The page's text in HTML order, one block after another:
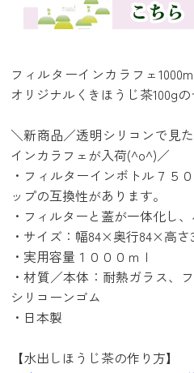
フィルターインカラフェ
オリジナルくきほうじ茶100gの
＼新商品／透明シリコンで見
インカラフェが入荷(^o^)／
・フィルターインボトル７５
ップの互換性があります。
・フィルターと蓋が一体化し
・サイズ：幅84×奥行84×高さ
・実用容量１０００ｍｌ
・材質／本体：耐熱ガラス、
シリコーンゴム
・日本製
【水出しほうじ茶の作り方】